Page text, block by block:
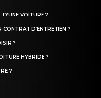
D’UNE VOITURE ?
CONTRAT D’ENTRETIEN ?
?
HYBRIDE ?
?